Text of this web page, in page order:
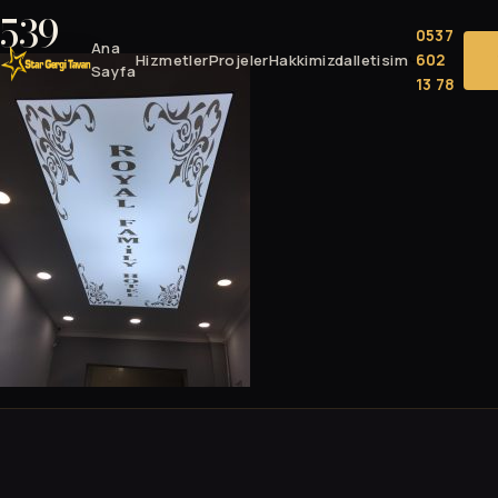
Ana
Sayfa
HizmetlerProjelerHakkimizdaIletisim
0537
602
13 78
539